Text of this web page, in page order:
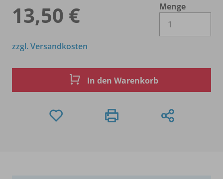
13,50 €
Menge
zzgl. Versandkosten
In den Warenkorb